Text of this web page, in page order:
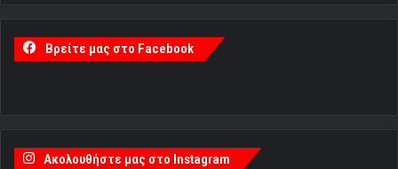
Βρείτε μας στο Facebook
Ακολουθήστε μας στο Instagram